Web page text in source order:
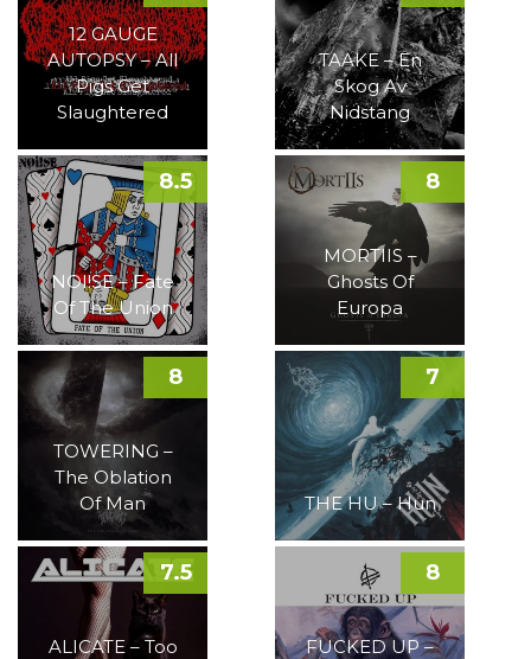
12 GAUGE
AUTOPSY – All
Pigs Get
Slaughtered
TAAKE – En
Skog Av
Nidstang
NOI!SE – Fate
Of The Union
8.5
MORTIIS –
Ghosts Of
Europa
8
TOWERING –
The Oblation
Of Man
8
THE HU – Hun
7
ALICATE – Too
7.5
FUCKED UP –
8